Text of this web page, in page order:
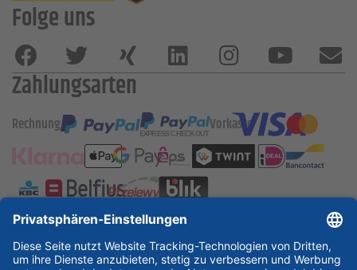
Folge uns
Zahlungsarten
Rechnung Vorkasse
ESSKA International
new